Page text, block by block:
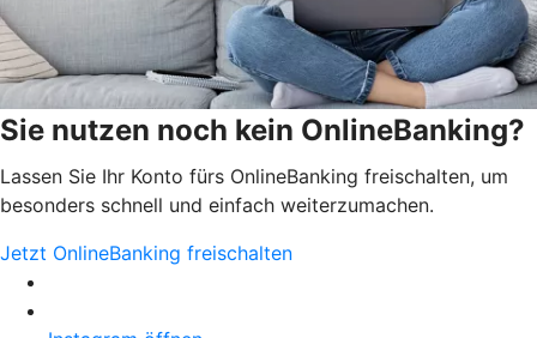
Sie nutzen noch kein OnlineBanking?
Lassen Sie Ihr Konto fürs OnlineBanking freischalten, um
besonders schnell und einfach weiterzumachen.
Jetzt OnlineBanking freischalten